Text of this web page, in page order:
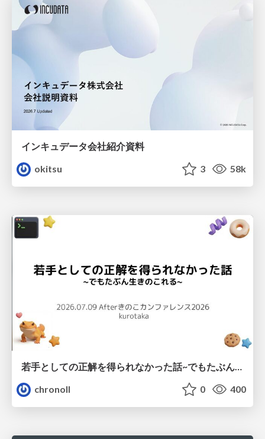
インキュデータ会社紹介資料
okitsu
3 58k
若手としての正解を得られなかった話~でもたぶん生きのこれる~
chronoll
0 400